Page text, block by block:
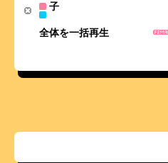
全体を一括再生
子